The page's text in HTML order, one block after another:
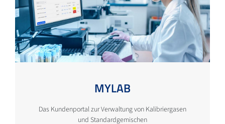
MYLAB
Das Kundenportal zur Verwaltung von Kalibriergasen
und Standardgemischen